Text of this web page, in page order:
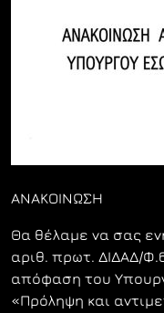
ΑΝΑΚΟΙΝΩΣΗ
Θα θέλαμε να σας
αριθ. πρωτ. ΔΙΔΑΔ/
απόφαση του
«Πρόληψη και